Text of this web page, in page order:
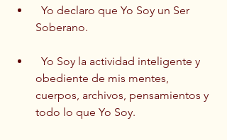
Soberano.
obediente de mis mentes,
cuerpos, archivos, pensamientos y
todo lo que Yo Soy.